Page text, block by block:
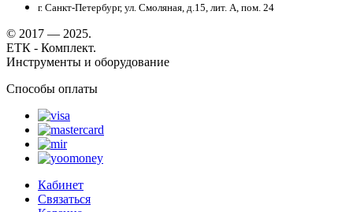
г. Санкт-Петербург, ул. Смоляная, д.15, лит. А, пом. 24
© 2017 — 2025.
ЕТК - Комплект.
Инструменты и оборудование
Способы оплаты
Кабинет
Связаться